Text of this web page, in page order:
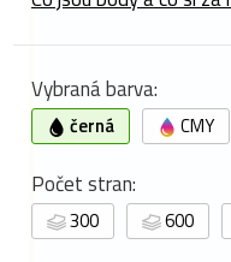
Vybraná barva:
černá CMY
Počet stran:
300 600